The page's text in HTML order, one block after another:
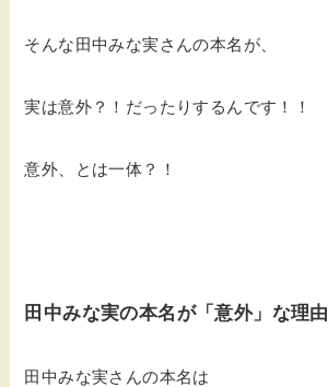
そんな田中みな実さんの本名が、
実は意外？！だったりするんです！！
意外、とは一体？！
田中みな実の本名が「意外」な理由
田中みな実さんの本名は